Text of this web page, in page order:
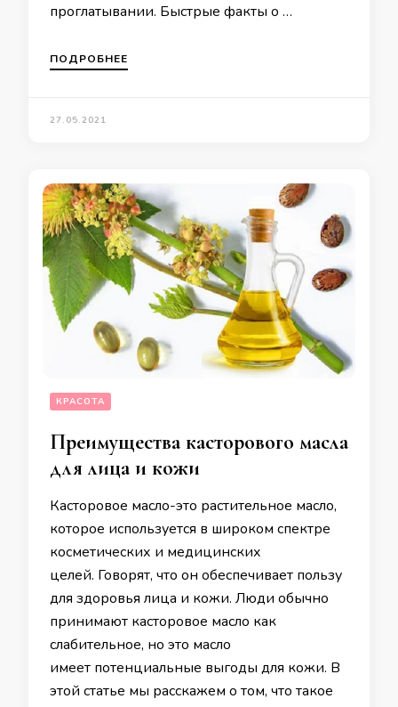
проглатывании. Быстрые факты о …
ПОДРОБНЕЕ
27.05.2021
КРАСОТА
Преимущества касторового масла
для лица и кожи
Касторовое масло-это растительное масло,
которое используется в широком спектре
косметических и медицинских
целей. Говорят, что он обеспечивает пользу
для здоровья лица и кожи. Люди обычно
принимают касторовое масло как
слабительное, но это масло
имеет потенциальные выгоды для кожи. В
этой статье мы расскажем о том, что такое